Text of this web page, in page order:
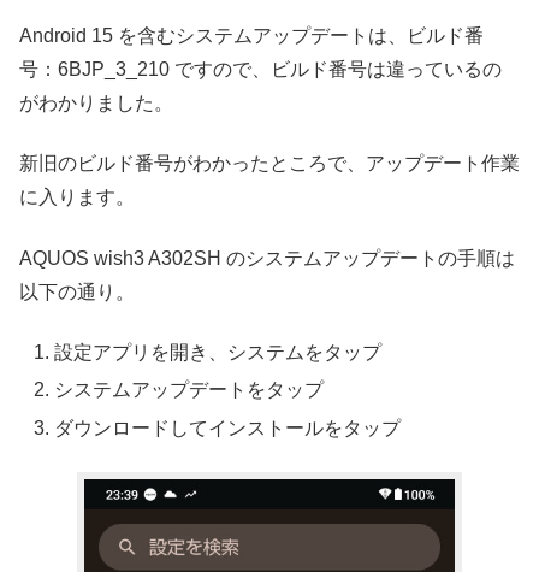
Android 15 を含むシステムアップデートは、ビルド番
号：6BJP_3_210 ですので、ビルド番号は違っているの
がわかりました。
新旧のビルド番号がわかったところで、アップデート作業
に入ります。
AQUOS wish3 A302SH のシステムアップデートの手順は
以下の通り。
設定アプリを開き、システムをタップ
システムアップデートをタップ
ダウンロードしてインストールをタップ